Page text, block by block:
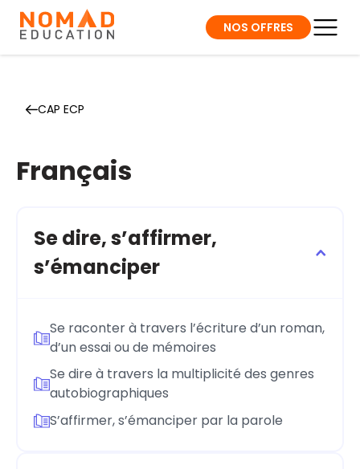
NOS OFFRES
CAP ECP
Français
Se dire, s’affirmer,
s’émanciper
Se raconter à travers l’écriture d’un roman,
d’un essai ou de mémoires
Se dire à travers la multiplicité des genres
autobiographiques
S’affirmer, s’émanciper par la parole